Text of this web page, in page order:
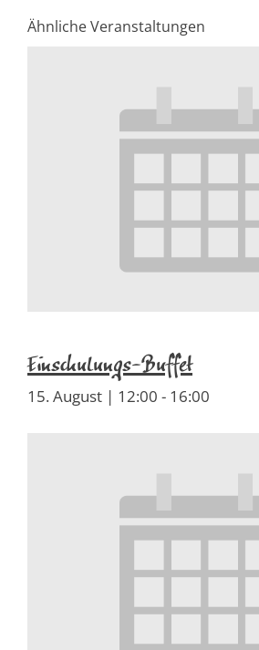
Ähnliche Veranstaltungen
Einschulungs-Buffet
15. August | 12:00 - 16:00